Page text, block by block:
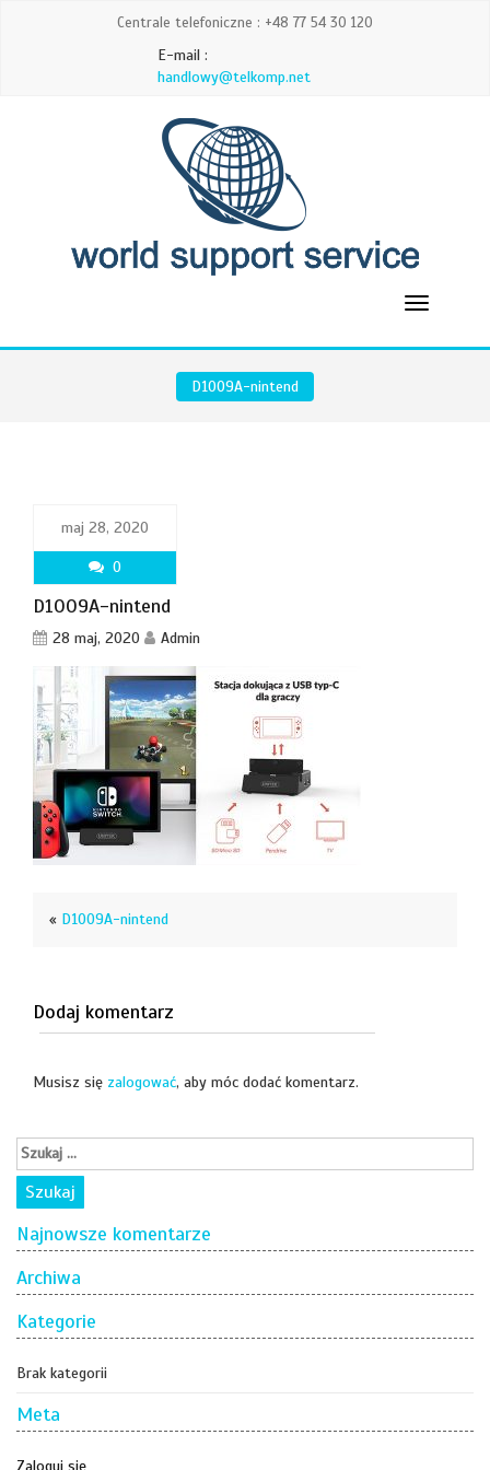
Centrale telefoniczne : +48 77 54 30 120
E-mail :
handlowy@telkomp.net
D1009A-nintend
maj 28, 2020
0
D1009A-nintend
28 maj, 2020 Admin
« D1009A-nintend
Dodaj komentarz
Musisz się zalogować, aby móc dodać komentarz.
Najnowsze komentarze
Archiwa
Kategorie
Brak kategorii
Meta
Zaloguj się